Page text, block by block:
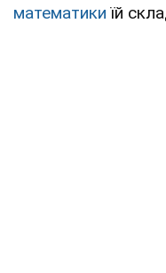
математики їй